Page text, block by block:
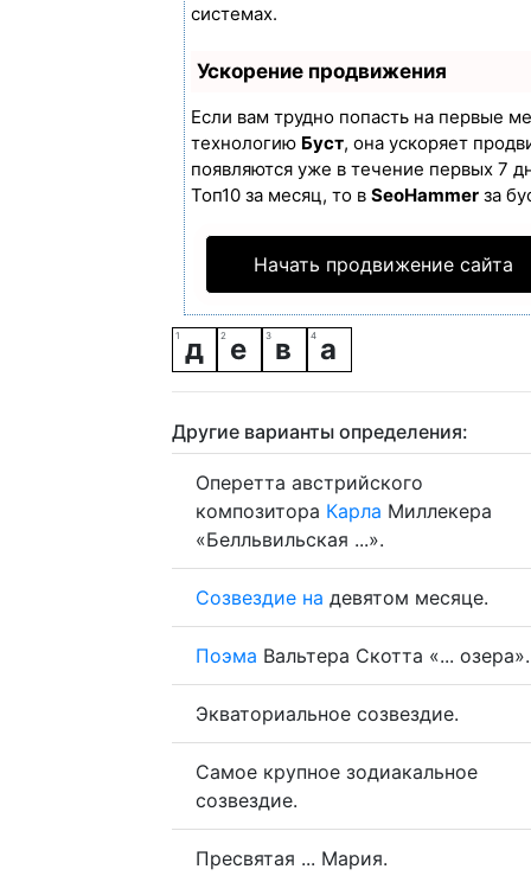
системах.
Ускорение продвижения
Если вам трудно попасть на первые
технологию Буст, она ускоряет
появляются уже в течение первых 7
Топ10 за месяц, то в SeoHammer за
Начать продвижение сайта
д е в а
Другие варианты определения:
Оперетта австрийского
композитора Карла Миллекера
«Белльвильская ...».
Созвездие на девятом месяце.
Поэма Вальтера Скотта «... озера».
Экваториальное созвездие.
Самое крупное зодиакальное
созвездие.
Пресвятая ... Мария.